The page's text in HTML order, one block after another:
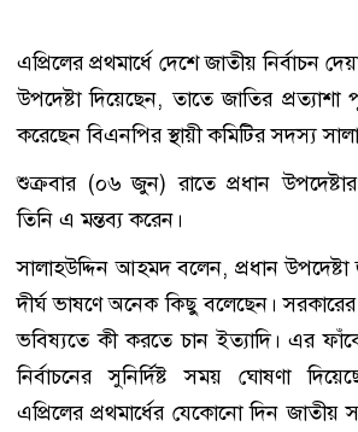
এপ্রিলের প্রথমার্ধে দেশে জাতীয় নির্বাচন
উপদেষ্টা দিয়েছেন, তাতে জাতির
করেছেন বিএনপির স্থায়ী কমিটির সদস্য
শুক্রবার (০৬ জুন) রাতে প্রধান উপদেষ্টার
তিনি এ মন্তব্য করেন।
সালাহউদ্দিন আহমদ বলেন, প্রধান উপদেষ্টা
দীর্ঘ ভাষণে অনেক কিছু বলেছেন।
ভবিষ্যতে কী করতে চান ইত্যাদি। এর
নির্বাচনের সুনির্দিষ্ট সময় ঘোষণা
এপ্রিলের প্রথমার্ধের যেকোনো দিন জাতীয়